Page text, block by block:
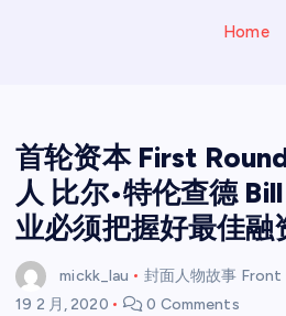
Home
首轮资本 First
人 比尔•特伦查德
业必须把握好最佳融
mickk_lau
封面人物故事
19 2 月, 2020
0 Comments